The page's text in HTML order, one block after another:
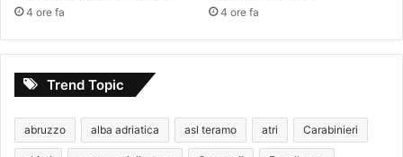
4 ore fa 4 ore fa
Trend Topic
abruzzo alba adriatica asl teramo atri Carabinieri